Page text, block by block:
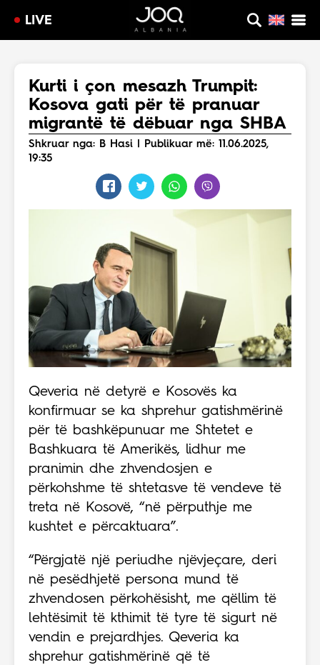
LIVE
Kurti i çon mesazh Trumpit:
Kosova gati për të pranuar
migrantë të dëbuar nga SHBA
Shkruar nga: B Hasi | Publikuar më: 11.06.2025,
19:35
Qeveria në detyrë e Kosovës ka
konfirmuar se ka shprehur gatishmërinë
për të bashkëpunuar me Shtetet e
Bashkuara të Amerikës, lidhur me
pranimin dhe zhvendosjen e
përkohshme të shtetasve të vendeve të
treta në Kosovë, “në përputhje me
kushtet e përcaktuara”.
“Përgjatë një periudhe njëvjeçare, deri
në pesëdhjetë persona mund të
zhvendosen përkohësisht, me qëllim të
lehtësimit të kthimit të tyre të sigurt në
vendin e prejardhjes. Qeveria ka
shprehur gatishmërinë që të